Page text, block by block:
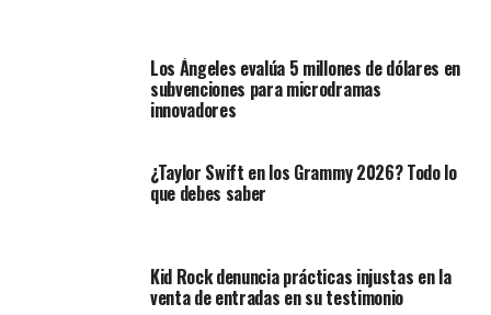
Los Ángeles evalúa 5 millones de dólares en
subvenciones para microdramas
innovadores
¿Taylor Swift en los Grammy 2026? Todo lo
que debes saber
Kid Rock denuncia prácticas injustas en la
venta de entradas en su testimonio